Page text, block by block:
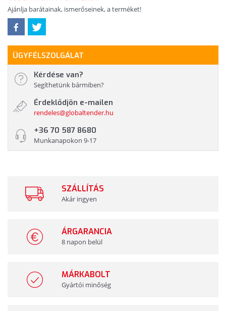
Ajánlja barátainak, ismerőseinek, a terméket!
ÜGYFÉLSZOLGÁLAT
Kérdése van?
Segíthetünk bármiben?
Érdeklődjön e-mailen
rendeles@globaltender.hu
+36 70 587 8680
Munkanapokon 9-17
SZÁLLÍTÁS
Akár ingyen
ÁRGARANCIA
8 napon belül
MÁRKABOLT
Gyártói minőség